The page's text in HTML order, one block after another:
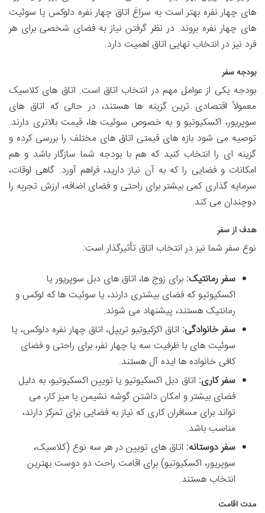
های چهار نفره بهتر است به سراغ اتاق چهار نفره دلوکس یا سوئیت
های چهار نفره بروند. در نظر گرفتن نیاز به فضای شخصی برای هر
فرد نیز در انتخاب نهایی اتاق اهمیت دارد.
بودجه سفر
بودجه یکی از عوامل مهم در انتخاب اتاق است. اتاق های کلاسیک
معمولاً اقتصادی ترین گزینه ها هستند، در حالی که اتاق های
سوپریور، اکسکیوتیو و به خصوص سوئیت ها، قیمت بالاتری دارند.
توصیه می شود بازه های قیمتی اتاق های مختلف را بررسی کرده و
گزینه ای را انتخاب کنید که هم با بودجه شما سازگار باشد و هم
امکانات و فضایی را که به آن نیاز دارید، فراهم آورد. گاهی اوقات،
سرمایه گذاری کمی بیشتر برای راحتی و فضای اضافه، ارزش تجربه را
دوچندان می کند.
هدف از سفر
نوع سفر شما نیز در انتخاب اتاق تأثیرگذار است:
سفر رمانتیک: برای زوج ها، اتاق های دبل سوپریور یا
اکسکیوتیو که فضای بیشتری دارند، یا سوئیت ها که لوکس و
رمانتیک هستند، پیشنهاد می شوند.
سفر خانوادگی: اتاق اکزکیوتیو تریپل، اتاق چهار نفره دلوکس، یا
سوئیت های با ظرفیت سه یا چهار نفر، برای راحتی و فضای
کافی خانواده ها ایده آل هستند.
سفر کاری: اتاق دبل اکسکیوتیو یا تویین اکسکیوتیو، به دلیل
فضای بیشتر و امکان داشتن گوشه نشیمن یا میز کار، می
تواند برای مسافران کاری که نیاز به فضایی برای تمرکز دارند،
مناسب باشد.
سفر دوستانه: اتاق های تویین در هر سه نوع (کلاسیک،
سوپریور، اکسکیوتیو) برای اقامت راحت دو دوست بهترین
انتخاب هستند.
مدت اقامت